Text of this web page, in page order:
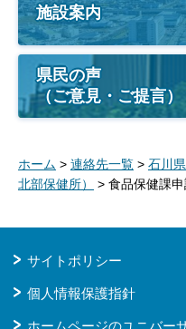
施設案内
県民の声
（ご意見・ご提言）
ホーム > 連絡先一覧 > 石川
北部保健所）
> 食品保健課
サイトポリシー
個人情報保護指針
ホームページのユニバー